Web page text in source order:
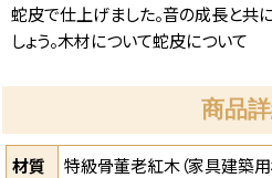
蛇皮で仕上げました。音の成長と共
しょう。木材について蛇皮について
商品
材質
特級骨董老紅木（家具建築用